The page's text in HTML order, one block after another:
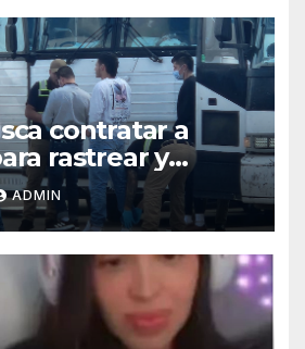
contratar a
rastrear y
a migrantes
en México y
ADMIN